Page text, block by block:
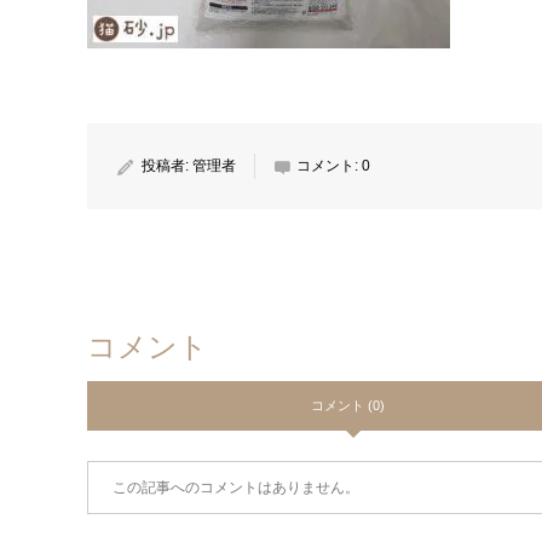
投稿者: 管理者 コメント: 0
コメント
コメント (0)
この記事へのコメントはありません。